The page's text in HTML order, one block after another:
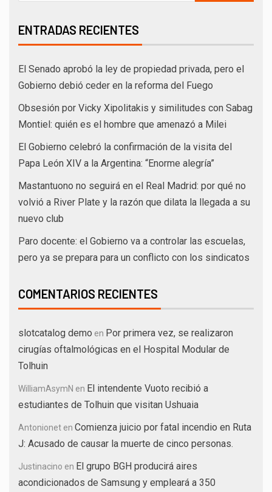
ENTRADAS RECIENTES
El Senado aprobó la ley de propiedad privada, pero el
Gobierno debió ceder en la reforma del Fuego
Obsesión por Vicky Xipolitakis y similitudes con Sabag
Montiel: quién es el hombre que amenazó a Milei
El Gobierno celebró la confirmación de la visita del
Papa León XIV a la Argentina: “Enorme alegría”
Mastantuono no seguirá en el Real Madrid: por qué no
volvió a River Plate y la razón que dilata la llegada a su
nuevo club
Paro docente: el Gobierno va a controlar las escuelas,
pero ya se prepara para un conflicto con los sindicatos
COMENTARIOS RECIENTES
slotcatalog demo en Por primera vez, se realizaron
cirugías oftalmológicas en el Hospital Modular de
Tolhuin
WilliamAsymN en El intendente Vuoto recibió a
estudiantes de Tolhuin que visitan Ushuaia
Antonionet en Comienza juicio por fatal incendio en Ruta
J: Acusado de causar la muerte de cinco personas.
Justinacino en El grupo BGH producirá aires
acondicionados de Samsung y empleará a 350